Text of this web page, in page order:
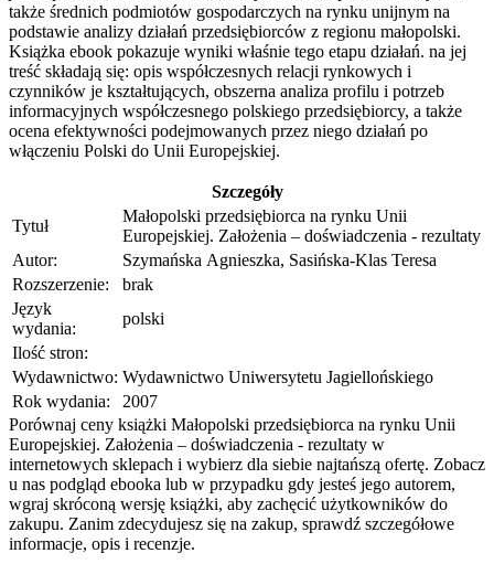
także średnich podmiotów gospodarczych na rynku unijnym na
podstawie analizy działań przedsiębiorców z regionu małopolski.
Książka ebook pokazuje wyniki właśnie tego etapu działań. na jej
treść składają się: opis współczesnych relacji rynkowych i
czynników je kształtujących, obszerna analiza profilu i potrzeb
informacyjnych współczesnego polskiego przedsiębiorcy, a także
ocena efektywności podejmowanych przez niego działań po
włączeniu Polski do Unii Europejskiej.
Szczegóły
Tytuł
Małopolski przedsiębiorca na rynku Unii
Europejskiej. Założenia – doświadczenia - rezultaty
Autor:
Szymańska Agnieszka, Sasińska-Klas Teresa
Rozszerzenie:
brak
Język
wydania:
polski
Ilość stron:
Wydawnictwo: Wydawnictwo Uniwersytetu Jagiellońskiego
Rok wydania:
2007
Porównaj ceny książki Małopolski przedsiębiorca na rynku Unii
Europejskiej. Założenia – doświadczenia - rezultaty w
internetowych sklepach i wybierz dla siebie najtańszą ofertę. Zobacz
u nas podgląd ebooka lub w przypadku gdy jesteś jego autorem,
wgraj skróconą wersję książki, aby zachęcić użytkowników do
zakupu. Zanim zdecydujesz się na zakup, sprawdź szczegółowe
informacje, opis i recenzje.